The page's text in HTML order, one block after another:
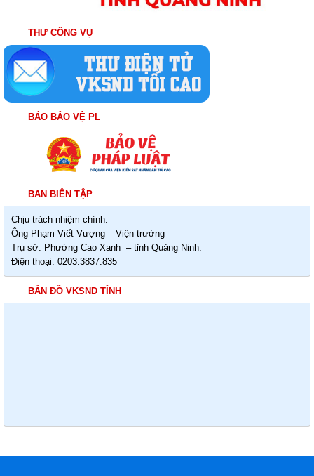
THƯ CÔNG VỤ
BÁO BẢO VỆ PL
BAN BIÊN TẬP
Chịu trách nhiệm chính:
Ông Phạm Viết Vượng – Viện trưởng
Trụ sở: Phường Cao Xanh – tỉnh Quảng Ninh.
Điện thoại: 0203.3837.835
BẢN ĐỒ VKSND TỈNH